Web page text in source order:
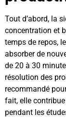
Tout d’abord, la
concentration et
temps de repos,
absorber de
de 20 à 30
résolution des
recommandé
fait, elle
pendant les